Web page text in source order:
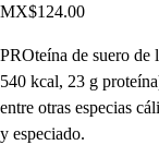
MX$124.00
PROteína de suero de
540 kcal, 23 g
entre otras especias
y especiado.